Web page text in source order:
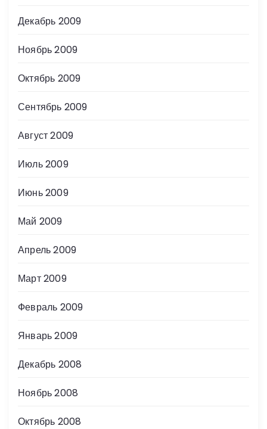
Декабрь 2009
Ноябрь 2009
Октябрь 2009
Сентябрь 2009
Август 2009
Июль 2009
Июнь 2009
Май 2009
Апрель 2009
Март 2009
Февраль 2009
Январь 2009
Декабрь 2008
Ноябрь 2008
Октябрь 2008